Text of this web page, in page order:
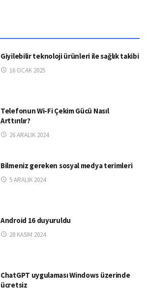
Giyilebilir teknoloji ürünleri ile sağlık takibi
16 OCAK 2025
Telefonun Wi-Fi Çekim Gücü Nasıl
Arttırılır?
26 ARALIK 2024
Bilmeniz gereken sosyal medya terimleri
5 ARALIK 2024
Android 16 duyuruldu
28 KASIM 2024
ChatGPT uygulaması Windows üzerinde
ücretsiz